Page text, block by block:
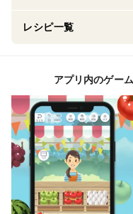
レシピ一覧
アプリ内のゲー